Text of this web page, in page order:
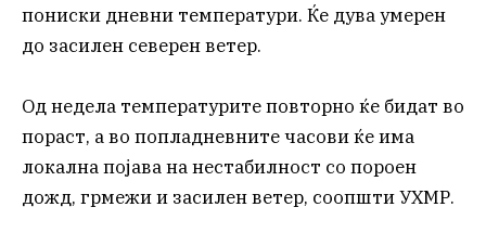
пониски дневни температури. Ќе дува умерен
до засилен северен ветер.
Од недела температурите повторно ќе бидат во
пораст, а во попладневните часови ќе има
локална појава на нестабилност со пороен
дожд, грмежи и засилен ветер, соопшти УХМР.